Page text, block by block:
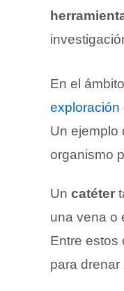
En el
exploración
Un ejemplo
organismo
Un catéter
una vena o
Entre estos
para drenar